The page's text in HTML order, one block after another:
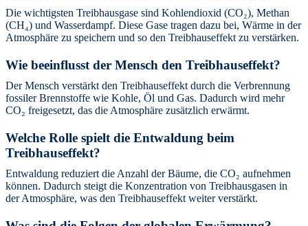
Die wichtigsten Treibhausgase sind Kohlendioxid (CO₂), Methan
(CH₄) und Wasserdampf. Diese Gase tragen dazu bei, Wärme in der
Atmosphäre zu speichern und so den Treibhauseffekt zu verstärken.
Wie beeinflusst der Mensch den Treibhauseffekt?
Der Mensch verstärkt den Treibhauseffekt durch die Verbrennung
fossiler Brennstoffe wie Kohle, Öl und Gas. Dadurch wird mehr
CO₂ freigesetzt, das die Atmosphäre zusätzlich erwärmt.
Welche Rolle spielt die Entwaldung beim
Treibhauseffekt?
Entwaldung reduziert die Anzahl der Bäume, die CO₂ aufnehmen
können. Dadurch steigt die Konzentration von Treibhausgasen in
der Atmosphäre, was den Treibhauseffekt weiter verstärkt.